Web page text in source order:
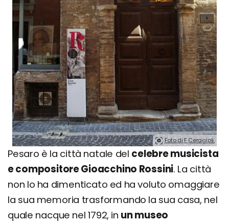
Foto di F Ceragioli.
Pesaro è la città natale del celebre musicista
e compositore Gioacchino Rossini. La città
non lo ha dimenticato ed ha voluto omaggiare
la sua memoria trasformando la sua casa, nel
quale nacque nel 1792, in un museo